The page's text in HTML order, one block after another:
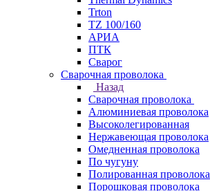
Trton
TZ 100/160
АРИА
ПТК
Сварог
Сварочная проволока
Назад
Сварочная проволока
Алюминиевая проволока
Высоколегированная
Нержавеющая проволока
Омедненная проволока
По чугуну
Полированная проволока
Порошковая проволока